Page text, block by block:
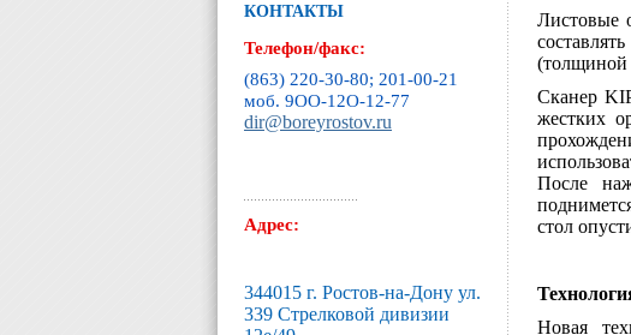
КОНТАКТЫ
Телефон/факс:
(863) 220-30-80; 201-00-21
моб. 9ОО-12O-12-77
dir@boreyrostov.ru
Адрес:
344015 г. Ростов-на-Дону ул.
339 Стрелковой дивизии
Листовые
(толщиной
Сканер
жестких
После
стол
Новая